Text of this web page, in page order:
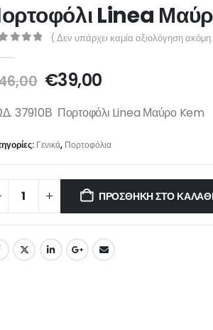
Linea
( Δεν υπάρχει καμία αξιολόγηση
€39,00
37910Β Πορτοφόλι Linea Μαύρο Kem
Γενικά, Πορτοφόλια
ΠΡΟΣΘΉΚΗ ΣΤΟ